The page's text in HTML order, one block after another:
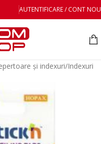
AUTENTIFICARE / CONT NOU
și indexuri/Indexuri